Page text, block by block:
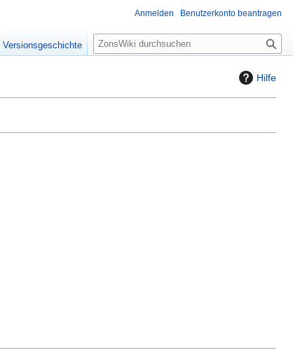
Hilfe
Anmelden Benutzerkonto beantragen
Versionsgeschichte
S
u
e